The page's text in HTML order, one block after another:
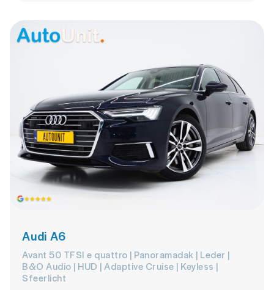
Audi A6
Avant 50 TFSI e quattro | Panoramadak | Leder |
B&O Audio | HUD | Adaptive Cruise | Keyless |
Sfeerlicht